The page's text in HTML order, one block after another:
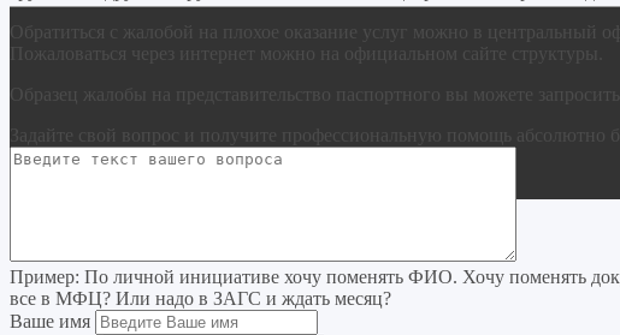
Обратиться с жалобой на плохое оказание услуг можно в центральный
Пожаловаться через интернет можно на официальном сайте структуры.
Образец жалобы на представительство паспортного вы можете
Задайте свой вопрос
и получите профессиональную помощь абсолютно
Пример: По личной инициативе хочу поменять ФИО. Хочу поменять
все в МФЦ? Или надо в ЗАГС и ждать месяц?
Ваше имя